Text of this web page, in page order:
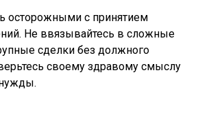
осторожными с принятием
Не ввязывайтесь в сложные
сделки без должного
своему здравому смыслу